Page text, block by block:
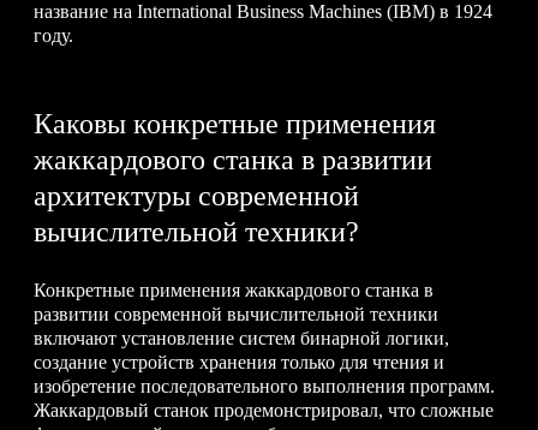
название на International Business Machines (IBM) в 1924
году.
Каковы конкретные применения
жаккардового станка в развитии
архитектуры современной
вычислительной техники?
Конкретные применения жаккардового станка в
развитии современной вычислительной техники
включают установление систем бинарной логики,
создание устройств хранения только для чтения и
изобретение последовательного выполнения программ.
Жаккардовый станок продемонстрировал, что сложные